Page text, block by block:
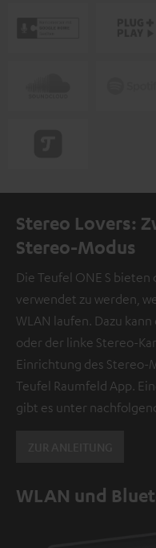
Stereo Lovers:
Stereo-Modus
Die Teufel ONE S
verwendet zu werden,
WLAN laufen. Dazu
oder der linke Stereo-
Einrichtung des Stereo-
Teufel Raumfeld App.
gibt es unter
WLAN und